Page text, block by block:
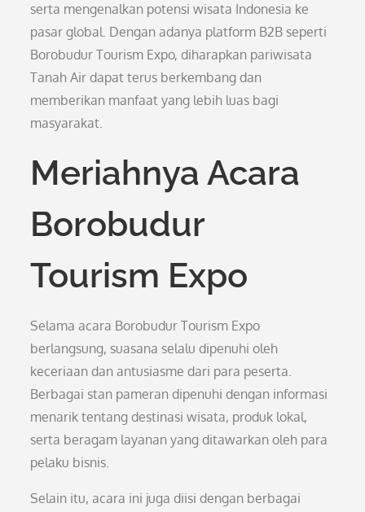
serta mengenalkan potensi wisata Indonesia ke
pasar global. Dengan adanya platform B2B seperti
Borobudur Tourism Expo, diharapkan pariwisata
Tanah Air dapat terus berkembang dan
memberikan manfaat yang lebih luas bagi
masyarakat.
Meriahnya Acara
Borobudur
Tourism Expo
Selama acara Borobudur Tourism Expo
berlangsung, suasana selalu dipenuhi oleh
keceriaan dan antusiasme dari para peserta.
Berbagai stan pameran dipenuhi dengan informasi
menarik tentang destinasi wisata, produk lokal,
serta beragam layanan yang ditawarkan oleh para
pelaku bisnis.
Selain itu, acara ini juga diisi dengan berbagai